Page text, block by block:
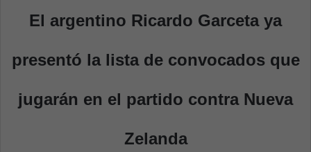
El argentino Ricardo Garceta ya
presentó la lista de convocados que
jugarán en el partido contra Nueva
Zelanda